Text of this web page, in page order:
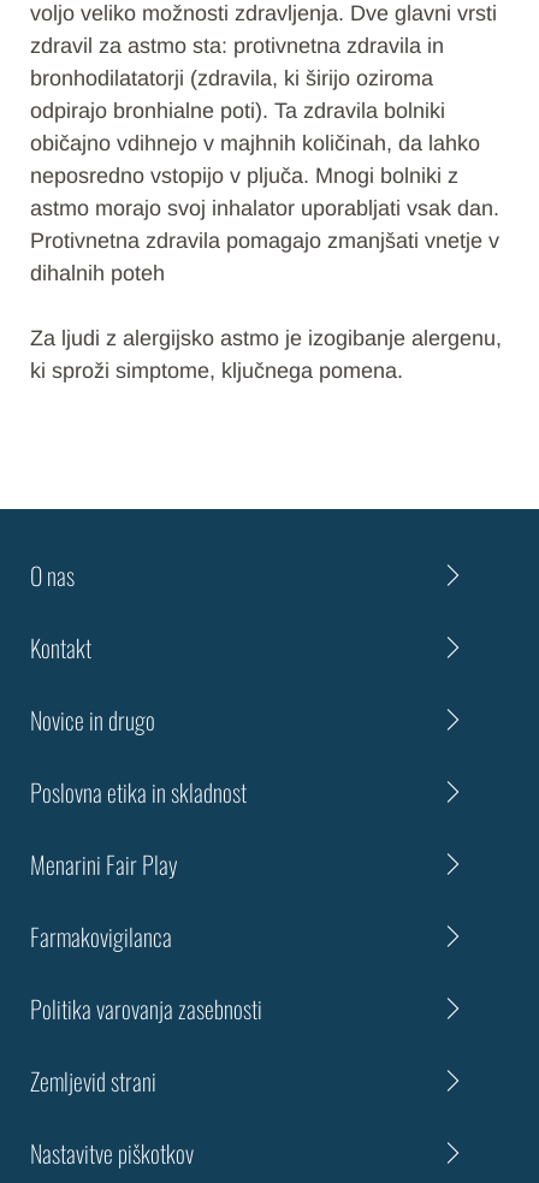
voljo veliko možnosti zdravljenja. Dve glavni vrsti
zdravil za astmo sta: protivnetna zdravila in
bronhodilatatorji (zdravila, ki širijo oziroma
odpirajo bronhialne poti). Ta zdravila bolniki
običajno vdihnejo v majhnih količinah, da lahko
neposredno vstopijo v pljuča. Mnogi bolniki z
astmo morajo svoj inhalator uporabljati vsak dan.
Protivnetna zdravila pomagajo zmanjšati vnetje v
dihalnih poteh
Za ljudi z alergijsko astmo je izogibanje alergenu,
ki sproži simptome, ključnega pomena.
O nas
Kontakt
Novice in drugo
Poslovna etika in skladnost
Menarini Fair Play
Farmakovigilanca
Politika varovanja zasebnosti
Zemljevid strani
Nastavitve piškotkov